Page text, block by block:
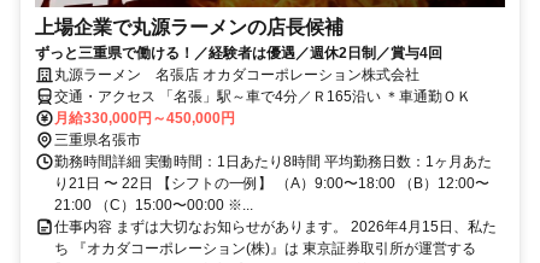
上場企業で丸源ラーメンの店長候補
ずっと三重県で働ける！／経験者は優遇／週休2日制／賞与4回
丸源ラーメン 名張店 オカダコーポレーション株式会社
交通・アクセス 「名張」駅～車で4分／Ｒ165沿い ＊車通勤ＯＫ
月給330,000円～450,000円
三重県名張市
勤務時間詳細 実働時間：1日あたり8時間 平均勤務日数：1ヶ月あた
り21日 〜 22日 【シフトの一例】 （A）9:00〜18:00 （B）12:00〜
21:00 （C）15:00〜00:00 ※...
仕事内容 まずは大切なお知らせがあります。 2026年4月15日、私た
ち 『オカダコーポレーション(株)』は 東京証券取引所が運営する